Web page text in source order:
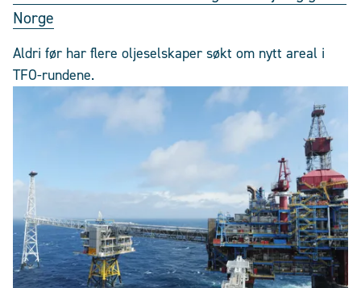
Norge
Aldri før har flere oljeselskaper søkt om nytt areal i
TFO-rundene.